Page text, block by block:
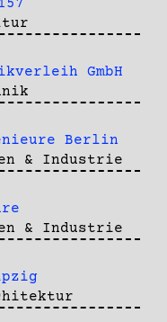
GmbH
Berlin
& Industrie
& Industrie